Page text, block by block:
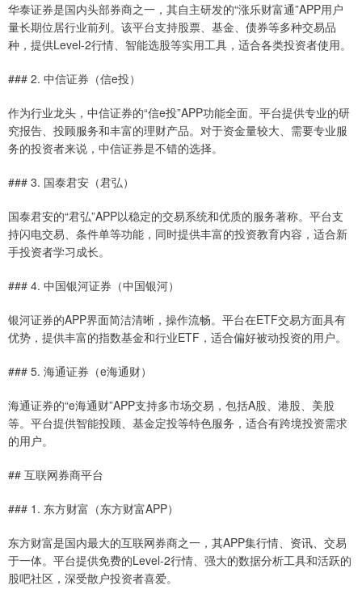
华泰证券是国内头部券商之一，其自主研发的“涨乐财富通”APP用户
量长期位居行业前列。该平台支持股票、基金、债券等多种交易品
种，提供Level-2行情、智能选股等实用工具，适合各类投资者使用。
### 2. 中信证券（信e投）
作为行业龙头，中信证券的“信e投”APP功能全面。平台提供专业的研
究报告、投顾服务和丰富的理财产品。对于资金量较大、需要专业服
务的投资者来说，中信证券是不错的选择。
### 3. 国泰君安（君弘）
国泰君安的“君弘”APP以稳定的交易系统和优质的服务著称。平台支
持闪电交易、条件单等功能，同时提供丰富的投资教育内容，适合新
手投资者学习成长。
### 4. 中国银河证券（中国银河）
银河证券的APP界面简洁清晰，操作流畅。平台在ETF交易方面具有
优势，提供丰富的指数基金和行业ETF，适合偏好被动投资的用户。
### 5. 海通证券（e海通财）
海通证券的“e海通财”APP支持多市场交易，包括A股、港股、美股
等。平台提供智能投顾、基金定投等特色服务，适合有跨境投资需求
的用户。
## 互联网券商平台
### 1. 东方财富（东方财富APP）
东方财富是国内最大的互联网券商之一，其APP集行情、资讯、交易
于一体。平台提供免费的Level-2行情、强大的数据分析工具和活跃的
股吧社区，深受散户投资者喜爱。